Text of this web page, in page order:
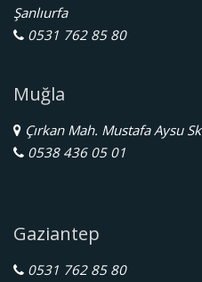
Şanlıurfa
0531 762 85 80
Muğla
Çırkan Mah. Mustafa Aysu
0538 436 05 01
Gaziantep
0531 762 85 80